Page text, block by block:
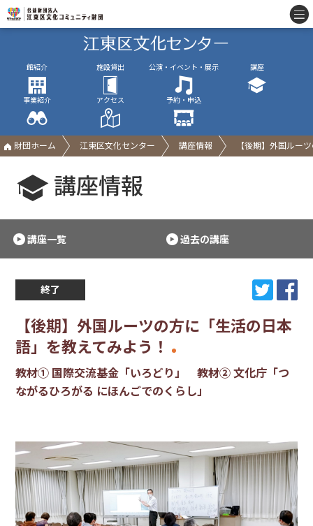
館紹介 施設貸出 公演・イベント・展示 講座
事業紹介 アクセス 予約・申込
財団ホーム 江東区文化センター 講座情報 【後期】外国ルー
講座情報
講座一覧 過去の講座
終了
【後期】外国ルーツの方に「生活の日本
語」を教えてみよう！
教材① 国際交流基金「いろどり」 教材② 文化庁「つ
ながるひろがる にほんごでのくらし」